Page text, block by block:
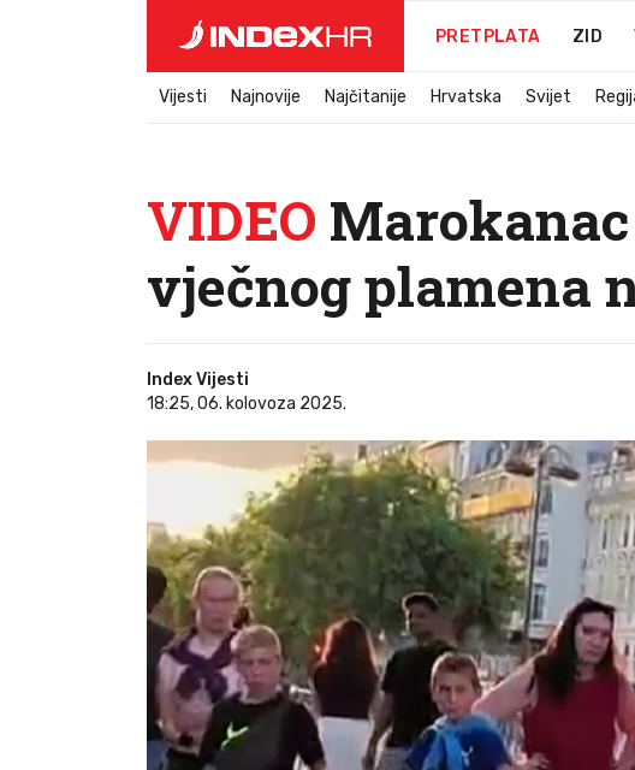
PRETPLATA ZID
Vijesti Najnovije Najčitanije Hrvatska Svijet
VIDEO
vječnog plamena
Index Vijesti
18:25, 06. kolovoza 2025.